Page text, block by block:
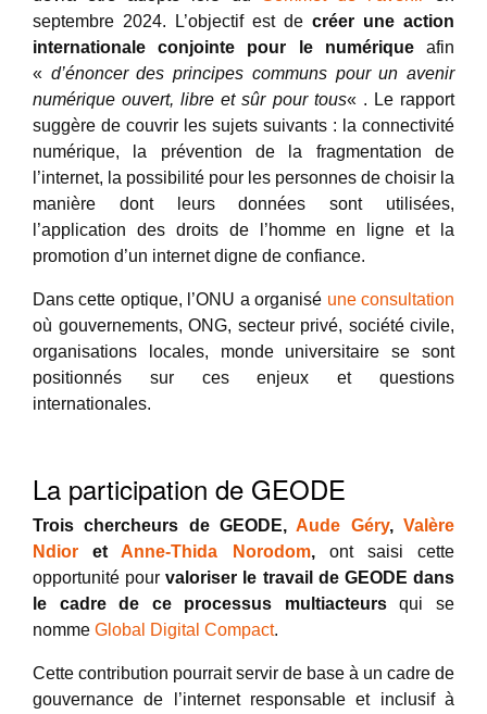
septembre 2024. L’objectif est de créer une action
internationale conjointe pour le numérique afin
« d’énoncer des principes communs pour un avenir
numérique ouvert, libre et sûr pour tous« . Le rapport
suggère de couvrir les sujets suivants : la connectivité
numérique, la prévention de la fragmentation de
l’internet, la possibilité pour les personnes de choisir la
manière dont leurs données sont utilisées,
l’application des droits de l’homme en ligne et la
promotion d’un internet digne de confiance.
Dans cette optique, l’ONU a organisé une consultation
où gouvernements, ONG, secteur privé, société civile,
organisations locales, monde universitaire se sont
positionnés sur ces enjeux et questions
internationales.
La participation de GEODE
Trois chercheurs de GEODE,Aude Géry,Valère
Ndior etAnne-Thida Norodom, ont saisi cette
opportunité pourvaloriser le travail de GEODE dans
le cadre de ce processus multiacteursqui se
nomme Global Digital Compact.
Cette contribution pourrait servir de base à un cadre de
gouvernance de l’internet responsable et inclusif à